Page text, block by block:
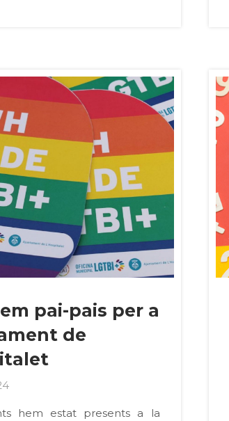
pai-pais per a
de
hem estat presents a la